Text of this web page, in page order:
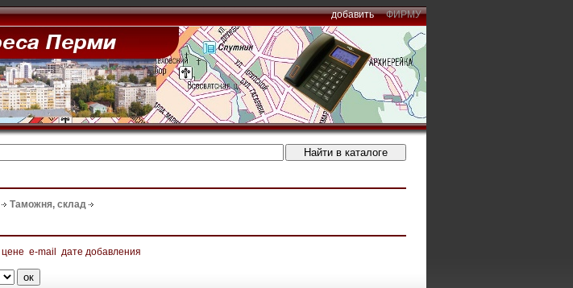
добавить ФИРМУ
Таможня, склад
цене e-mail дате добавления